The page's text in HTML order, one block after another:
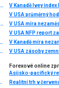
Chamtivost a strach: Největší cenové pohyby na finančních trzích (červenec 2026)
Stvořil elitní klub, kde Ameriku obral o 65 miliard. Madoff řídil největší Ponzi dějin
Historická data, kde je získat, jak připojit svého data providera do MultiCharts a proč je budeme potřebovat? (4. díl)
Jak obchodují profíci: Fibonacci trading - systém úspěšných traderů
V Kanadě Ivey index
V USA průměrný
V USA míra
V USA NFP report
V Kanadě míra
V USA zásoby
DAX na nová maxima
Forexové online
Asijsko-pacifický